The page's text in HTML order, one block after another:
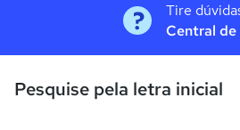
Tire
Central de
Pesquise pela letra inicial